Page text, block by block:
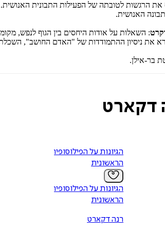
הרגשות לטובתה של הפעילות התבונית האנושית.
האנושית.
: השאלות על אודות היחסים בין הגוף לנפש,
ההתמודדות של "האדם החושב", השכלתני, עם מועקות
בר-אילן.
דקארט
הגיונות על הפילוסופיה
הראשונית
הגיונות על הפילוסופיה
הראשונית
רנה דקארט